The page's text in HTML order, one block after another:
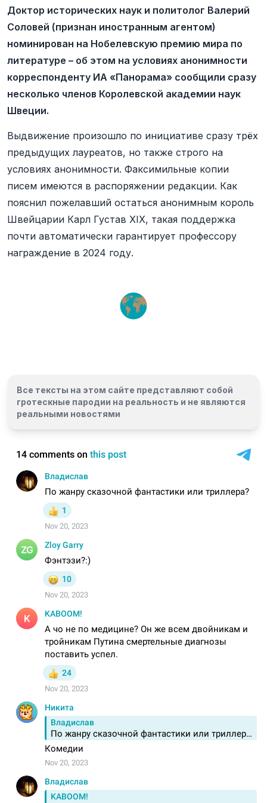
Доктор исторических наук и политолог Валерий
Соловей (признан иностранным агентом)
номинирован на Нобелевскую премию мира по
литературе – об этом на условиях анонимности
корреспонденту ИА «Панорама» ‎сообщили сразу
несколько членов Королевской академии наук
Швеции.
Выдвижение произошло по инициативе сразу трёх
предыдущих лауреатов, но также строго на
условиях анонимности. Факсимильные копии
писем имеются в распоряжении редакции. Как
пояснил пожелавший остаться анонимным король
Швейцарии Карл Густав XIX, такая поддержка
почти автоматически гарантирует профессору
награждение в 2024 году.
Все тексты на этом сайте представляют собой
гротескные пародии на реальность и не являются
реальными новостями